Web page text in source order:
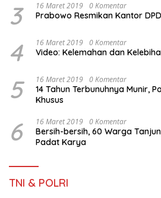
3 16 Maret 2019 0 Komentar
Prabowo Resmikan Kantor
4 16 Maret 2019 0 Komentar
Video: Kelemahan dan
5 16 Maret 2019 0 Komentar
14 Tahun Terbunuhnya Munir,
Khusus
6 16 Maret 2019 0 Komentar
Bersih-bersih, 60 Warga
Padat Karya
TNI & POLRI